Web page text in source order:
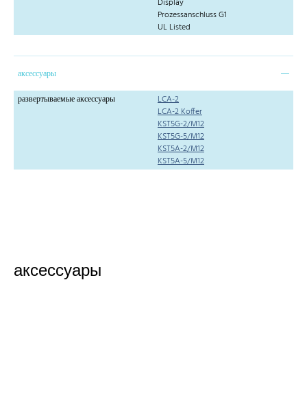
Display
Prozessanschluss G1
UL Listed
аксессуары
развертываемые аксессуары
LCA-2
LCA-2 Koffer
KST5G-2/M12
KST5G-5/M12
KST5A-2/M12
KST5A-5/M12
аксессуары